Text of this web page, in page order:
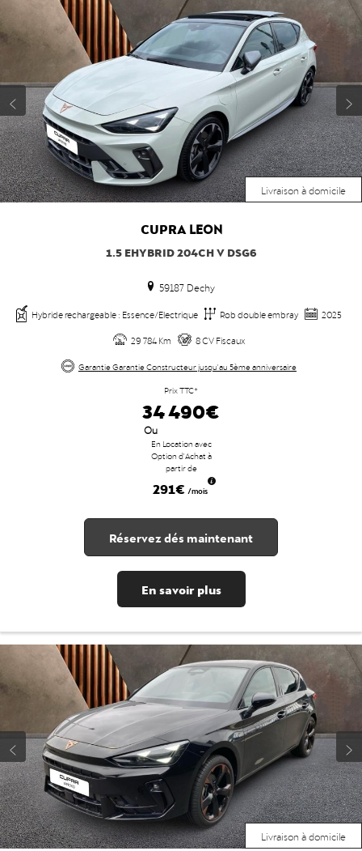
Livraison à domicile
CUPRA LEON
1.5 EHYBRID 204CH V DSG6
59187 Dechy
Hybride rechargeable : Essence/Electrique Rob double embray
2025
29 784 Km
8 CV Fiscaux
Garantie Garantie Constructeur jusqu'au 5ème anniversaire
Prix TTC*
34 490€
Ou
En Location avec
Option d'Achat à
partir de
291€ /mois
Réservez dés maintenant
En savoir plus
Livraison à domicile